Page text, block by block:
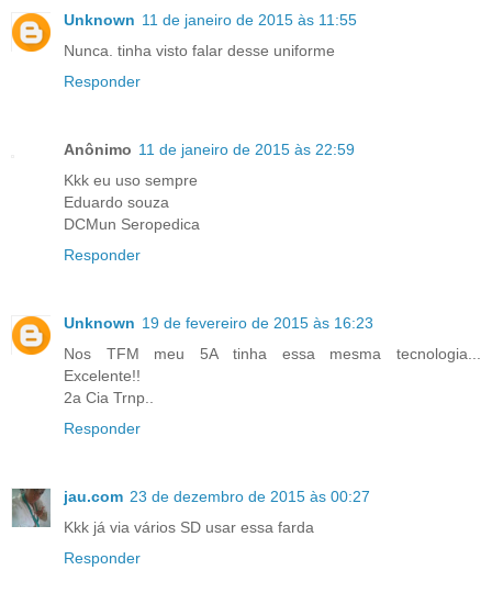
Unknown 11 de janeiro de 2015 às 11:55
Nunca. tinha visto falar desse uniforme
Responder
Anônimo 11 de janeiro de 2015 às 22:59
Kkk eu uso sempre
Eduardo souza
DCMun Seropedica
Responder
Unknown 19 de fevereiro de 2015 às 16:23
Nos TFM meu 5A tinha essa mesma tecnologia...
Excelente!!
2a Cia Trnp..
Responder
jau.com 23 de dezembro de 2015 às 00:27
Kkk já via vários SD usar essa farda
Responder